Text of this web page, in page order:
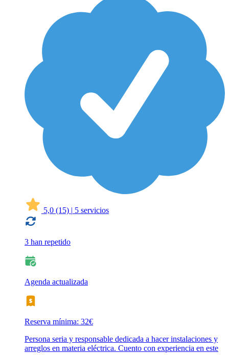
5,0 (15) | 5 servicios
3 han repetido
Agenda actualizada
Reserva mínima: 32€
Persona seria y responsable dedicada a hacer instalaciones y
arreglos en materia eléctrica. Cuento con experiencia en este